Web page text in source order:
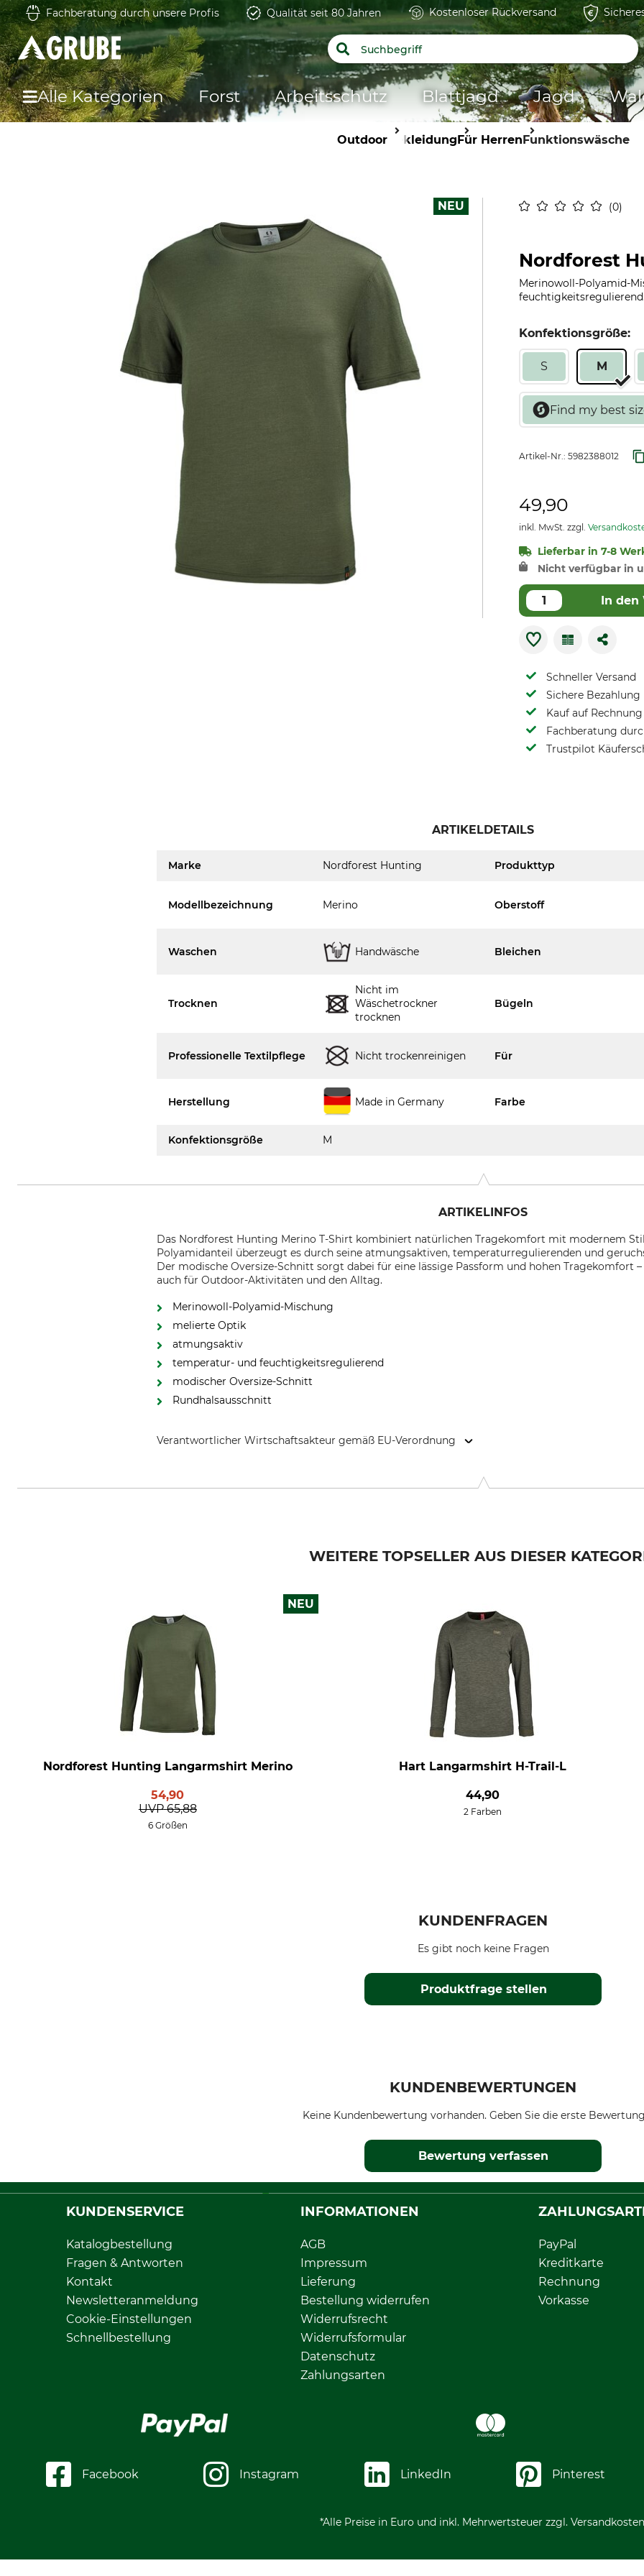
Fachberatung durch unsere Profis Qualität seit 80 Jahren Kostenloser Rückversand
Alle Kategorien Forst Arbeitsschutz Blattjagd Jagd
OutdoorBekleidungFür HerrenFunktionswäsche
0
NEU
Nordforest
Merinowoll-Polyamid-
Konfektionsgröße:
S M
Artikel-Nr.: 5982388012
49,90
inkl. MwSt. zzgl.
Lieferbar in 7-8
Nicht verfügbar in
In den
Schneller Versand
Sichere Bezahlung
Kauf auf
Fachberatung
Trustpilot
ARTIKELDETAILS
Marke Nordforest Hunting Produkttyp
Modellbezeichnung Merino Oberstoff
Waschen Handwäsche Bleichen
Trocknen
Nicht im
Wäschetrockner
trocknen
Bügeln
Professionelle Textilpflege Nicht trockenreinigen Für
Herstellung Made in Germany Farbe
Konfektionsgröße M
ARTIKELINFOS
Das Nordforest Hunting Merino T-Shirt kombiniert natürlichen Tragekomfort mit modernem
Polyamidanteil überzeugt es durch seine atmungsaktiven, temperaturregulierenden und
Der modische Oversize-Schnitt sorgt dabei für eine lässige Passform und hohen Tragekomfort
auch für Outdoor-Aktivitäten und den Alltag.
Merinowoll-Polyamid-Mischung
melierte Optik
atmungsaktiv
temperatur- und feuchtigkeitsregulierend
modischer Oversize-Schnitt
Rundhalsausschnitt
Verantwortlicher Wirtschaftsakteur gemäß EU-Verordnung
WEITERE TOPSELLER AUS DIESER
NEU
Nordforest Hunting Langarmshirt Merino
54,90
UVP 65,88
6 Größen
Hart Langarmshirt H-Trail-L
44,90
2 Farben
KUNDENFRAGEN
Produktfrage stellen
Es gibt noch keine Fragen
KUNDENBEWERTUNGEN
Keine Kundenbewertung vorhanden. Geben Sie die erste
Bewertung verfassen
KUNDENSERVICE
Katalogbestellung
Fragen & Antworten
Kontakt
Newsletteranmeldung
Cookie-Einstellungen
Schnellbestellung
INFORMATIONEN
AGB
Impressum
Lieferung
Bestellung widerrufen
Widerrufsrecht
Widerrufsformular
Datenschutz
Zahlungsarten
PayPal
Kreditkarte
Rechnung
Vorkasse
Facebook Instagram LinkedIn Pinterest
*Alle Preise in Euro und inkl. Mehrwertsteuer zzgl.